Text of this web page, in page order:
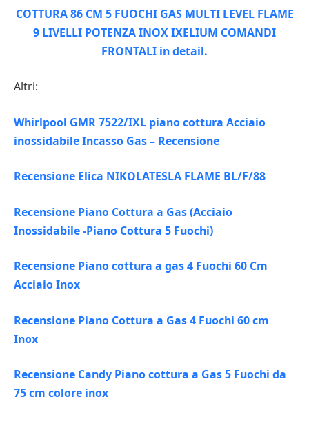
Altri:
Whirlpool GMR 7522/IXL piano cottura Acciaio
inossidabile Incasso Gas – Recensione
Recensione Elica NIKOLATESLA FLAME BL/F/88
Recensione Piano Cottura a Gas (Acciaio
Inossidabile -Piano Cottura 5 Fuochi)
Recensione Piano cottura a gas 4 Fuochi 60 Cm
Acciaio Inox
Recensione Piano Cottura a Gas 4 Fuochi 60 cm
Inox
Recensione Candy Piano cottura a Gas 5 Fuochi da
75 cm colore inox